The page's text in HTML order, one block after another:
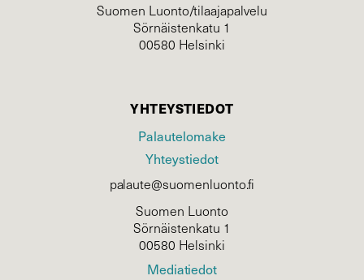
Suomen Luonto/tilaajapalvelu
Sörnäistenkatu 1
00580 Helsinki
YHTEYSTIEDOT
Palautelomake
Yhteystiedot
palaute@suomenluonto.fi
Suomen Luonto
Sörnäistenkatu 1
00580 Helsinki
Mediatiedot